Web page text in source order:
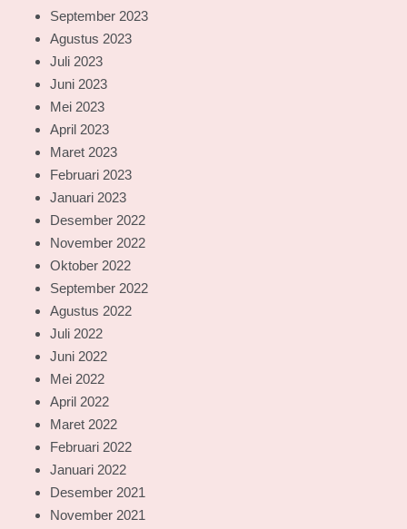
September 2023
Agustus 2023
Juli 2023
Juni 2023
Mei 2023
April 2023
Maret 2023
Februari 2023
Januari 2023
Desember 2022
November 2022
Oktober 2022
September 2022
Agustus 2022
Juli 2022
Juni 2022
Mei 2022
April 2022
Maret 2022
Februari 2022
Januari 2022
Desember 2021
November 2021